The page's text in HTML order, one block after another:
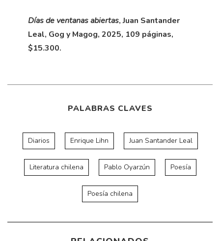
Días de ventanas abiertas, Juan Santander
Leal, Gog y Magog, 2025, 109 páginas,
$15.300.
PALABRAS CLAVES
Diarios Enrique Lihn Juan Santander Leal
Literatura chilena Pablo Oyarzún Poesía
Poesía chilena